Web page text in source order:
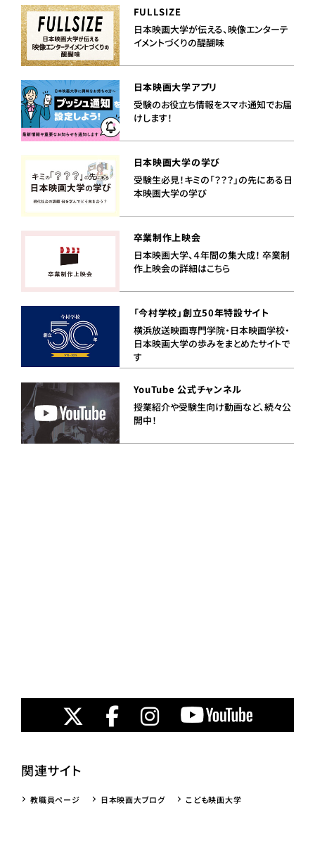
FULLSIZE
日本映画大学が伝える、映像エンターテ
イメントづくりの醍醐味
日本映画大学アプリ
受験のお役立ち情報をスマホ通知でお届
けします！
日本映画大学の学び
受験生必見！キミの「？？？」の先にある日
本映画大学の学び
卒業制作上映会
日本映画大学、４年間の集大成！ 卒業制
作上映会の詳細はこちら
「今村学校」創立50年特設サイト
横浜放送映画専門学院・日本映画学校・
日本映画大学の歩みをまとめたサイトで
す
YouTube 公式チャンネル
授業紹介や受験生向け動画など、続々公
開中！
関連サイト
教職員ページ 日本映画大ブログ こども映画大学